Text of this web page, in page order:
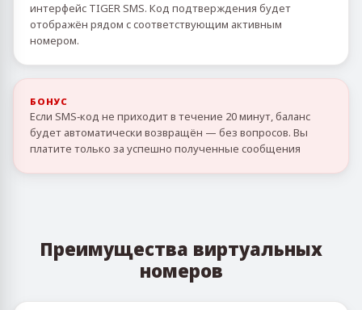
интерфейс TIGER SMS. Код подтверждения будет
отображён рядом с соответствующим активным
номером.
БОНУС
Если SMS‑код не приходит в течение 20 минут, баланс
будет автоматически возвращён — без вопросов. Вы
платите только за успешно полученные сообщения
Преимущества виртуальных
номеров